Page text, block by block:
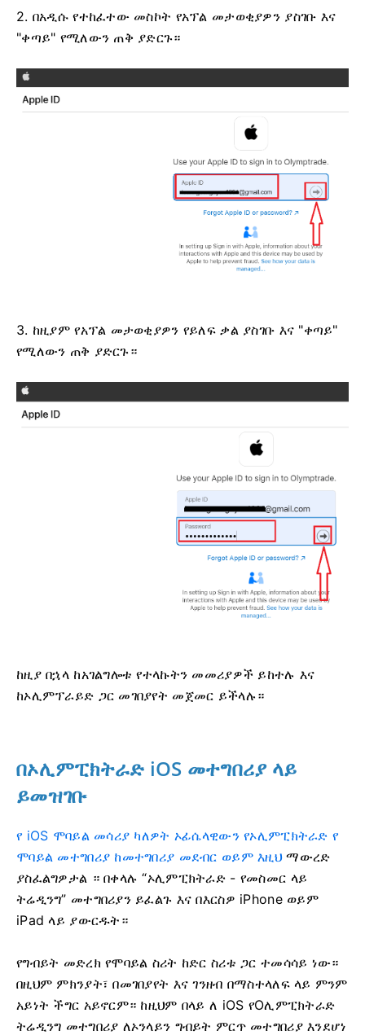
2. በአዲሱ የተከፈተው መስኮት የአፕል መታወቂያዎን ያስገቡ እና
"ቀጣይ" የሚለውን ጠቅ ያድርጉ።
3. ከዚያም የአፕል መታወቂያዎን የይለፍ ቃል ያስገቡ እና "ቀጣይ"
የሚለውን ጠቅ ያድርጉ።
ከዚያ በኋላ ከአገልግሎቱ የተላኩትን መመሪያዎች ይከተሉ እና
ከኦሊምፕራይድ ጋር መገበያየት መጀመር ይችላሉ።
በኦሊምፒክትራድ iOS መተግበሪያ ላይ
ይመዝገቡ
የ iOS ሞባይል መሳሪያ ካለዎት ኦፊሴላዊውን የኦሊምፒክትራድ የ
ሞባይል መተግበሪያ ከመተግበሪያ መደብር ወይም እዚህማውረድ
ያስፈልግዎታል ። በቀላሉ “ኦሊምፒክትራድ - የመስመር ላይ
ትሬዲንግ” መተግበሪያን ይፈልጉ እና በእርስዎ iPhone ወይም
iPad ላይ ያውርዱት።
የግብይት መድረክ የሞባይል ስሪት ከድር ስሪቱ ጋር ተመሳሳይ ነው።
በዚህም ምክንያት፣ በመገበያየት እና ገንዘብ በማስተላለፍ ላይ ምንም
አይነት ችግር አይኖርም። ከዚህም በላይ ለ iOS የOሊምፒክትራድ
ትሬዲንግ መተግበሪያ ለኦንላይን ግብይት ምርጥ መተግበሪያ እንደሆነ